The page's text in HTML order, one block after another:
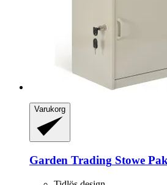
Varukorg
Garden Trading Stowe